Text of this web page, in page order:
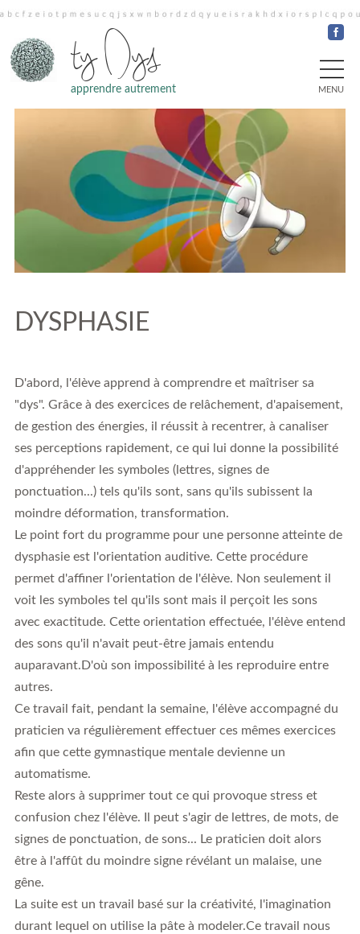
ty Dys
apprendre autrement MENU
DYSPHASIE
D'abord, l'élève apprend à comprendre et maîtriser sa
"dys". Grâce à des exercices de relâchement, d'apaisement,
de gestion des énergies, il réussit à recentrer, à canaliser
ses perceptions rapidement, ce qui lui donne la possibilité
d'appréhender les symboles (lettres, signes de
ponctuation...) tels qu'ils sont, sans qu'ils subissent la
moindre déformation, transformation.
Le point fort du programme pour une personne atteinte de
dysphasie est l'orientation auditive. Cette procédure
permet d'affiner l'orientation de l'élève. Non seulement il
voit les symboles tel qu'ils sont mais il perçoit les sons
avec exactitude. Cette orientation effectuée, l'élève entend
des sons qu'il n'avait peut-être jamais entendu
auparavant.D'où son impossibilité à les reproduire entre
autres.
Ce travail fait, pendant la semaine, l'élève accompagné du
praticien va régulièrement effectuer ces mêmes exercices
afin que cette gymnastique mentale devienne un
automatisme.
Reste alors à supprimer tout ce qui provoque stress et
confusion chez l'élève. Il peut s'agir de lettres, de mots, de
signes de ponctuation, de sons... Le praticien doit alors
être à l'affût du moindre signe révélant un malaise, une
gêne.
La suite est un travail basé sur la créativité, l'imagination
durant lequel on utilise la pâte à modeler.Ce travail nous